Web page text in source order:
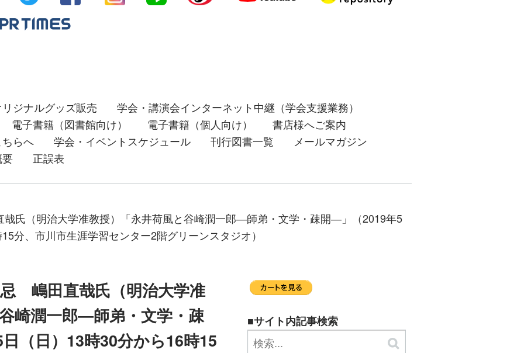
ジナルグッズ販売
学会・講演会インターネット中継（学会支援業務）
電子書籍（図書館向け）
電子書籍（個人向け）
書店様へご案内
らへ
学会・イベントスケジュール 刊行図書一覧
メールマガジン
正誤表
氏（明治大学准教授）「永井荷風と谷崎潤一郎―師弟・文学・疎開―」（2019年5
分、市川市生涯学習センター2階グリーンスタジオ）
嶋田直哉氏（明治大学准
崎潤一郎―師弟・文学・疎
（日）13時30分から16時15
■サイト内記事検索